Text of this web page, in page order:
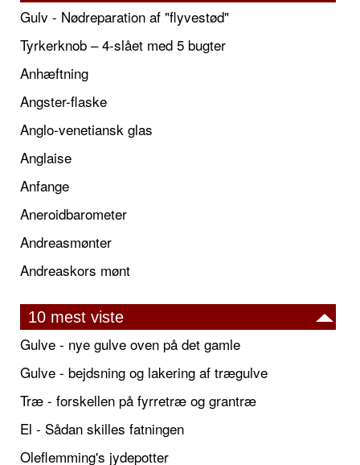
Gulv - Nødreparation af "flyvestød"
Tyrkerknob – 4-slået med 5 bugter
Anhæftning
Angster-flaske
Anglo-venetiansk glas
Anglaise
Anfange
Aneroidbarometer
Andreasmønter
Andreaskors mønt
10 mest viste
Gulve - nye gulve oven på det gamle
Gulve - bejdsning og lakering af trægulve
Træ - forskellen på fyrretræ og grantræ
El - Sådan skilles fatningen
Oleflemming's jydepotter